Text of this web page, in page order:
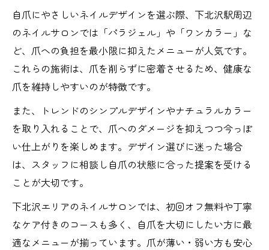
自爪にやさしいネイルデザインを選ぶ際、下北沢駅周辺
のネイルサロンでは「パラジェル」や「ワンカラー」な
ど、爪への負担を最小限に抑えたメニューが人気です。
これらの施術は、爪を削らずに密着させるため、健康な
爪を維持しやすいのが特徴です。
また、トレンドのシンプルデザインやナチュラルカラー
を取り入れることで、爪へのダメージを抑えつつ今っぽ
い仕上がりを楽しめます。デザイン選びに迷った場合
は、スタッフに相談し自爪の状態に合った提案を受ける
ことが大切です。
下北沢エリアのネイルサロンでは、初回オフ無料や丁寧
なケア付きのコースも多く、自爪を大切にしたい方に最
適なメニューが揃っています。爪が薄い・弱い方も安心